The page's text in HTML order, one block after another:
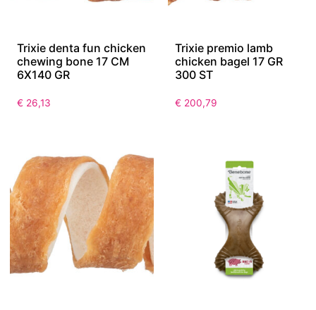
Trixie denta fun chicken
chewing bone 17 CM
6X140 GR
€ 26,13
Trixie premio lamb
chicken bagel 17 GR
300 ST
€ 200,79